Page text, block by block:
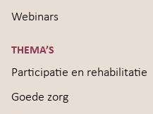
Webinars
THEMA’S
Participatie en rehabilitatie
Goede zorg